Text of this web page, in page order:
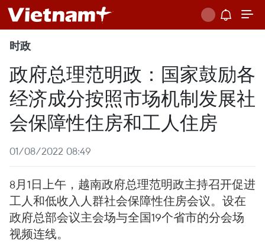
时政
政府总理范明政：国家鼓励各
经济成分按照市场机制发展社
会保障性住房和工人住房
01/08/2022 08:49
8月1日上午，越南政府总理范明政主持召开促进
工人和低收入人群社会保障性住房会议。设在
政府总部会议主会场与全国19个省市的分会场
视频连线。